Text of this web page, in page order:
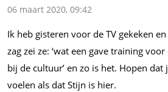
06 maart 2020, 09:42
Ik heb gisteren voor de TV gekeken
zag zei ze: ‘wat een gave training
bij de cultuur’ en zo is het. Hopen dat
voelen als dat Stijn is hier.